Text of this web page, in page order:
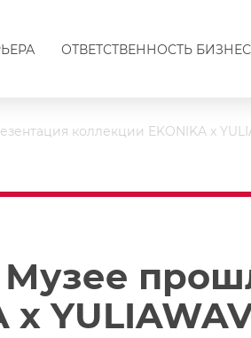
ОТВЕТСТВЕННОСТЬ
коллекции EKONIKA x